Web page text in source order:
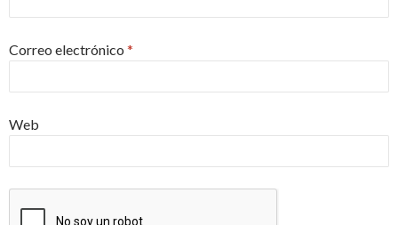
Correo electrónico *
Web